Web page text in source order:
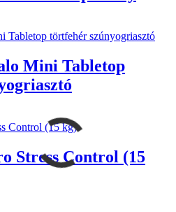
Mini Tabletop
Stress Control (15